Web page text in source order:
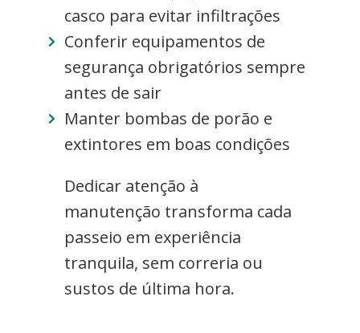
casco para evitar infiltrações
Conferir equipamentos de
segurança obrigatórios sempre
antes de sair
Manter bombas de porão e
extintores em boas condições
Dedicar atenção à
manutenção transforma cada
passeio em experiência
tranquila, sem correria ou
sustos de última hora.